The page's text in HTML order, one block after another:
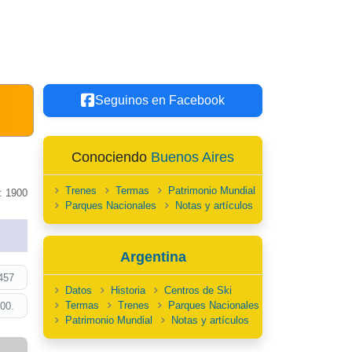
1900
Seguinos en Facebook
Conociendo Buenos Aires
Trenes Termas
Patrimonio Mundial
Parques Nacionales
Notas y artículos
Argentina
Datos Historia
Centros de Ski
Termas
Trenes
Parques Nacionales
Patrimonio Mundial
Notas y artículos